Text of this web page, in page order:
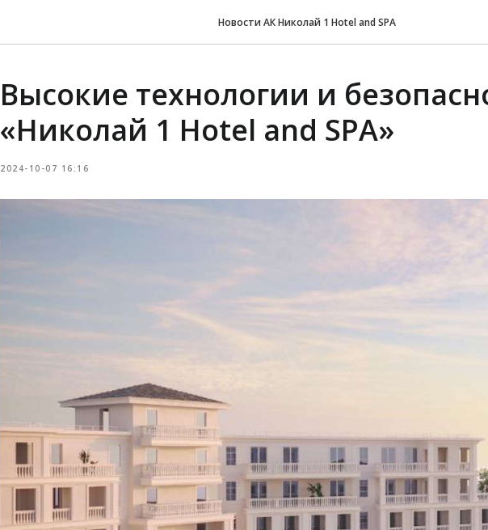
Новости АК Николай 1 Hotel and SPA
Высокие технологии и
«Николай 1 Hotel and SPA»
2024-10-07 16:16